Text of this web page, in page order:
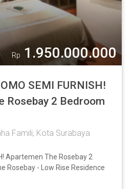
Rp 1.950.000.000
SEMI FURNISH!
Rosebay 2 Bedroom
Famili, Kota Surabaya
Apartemen The Rosebay 2
Rosebay - Low Rise Residence